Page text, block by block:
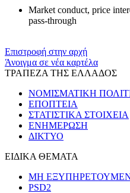
Market conduct, price
pass-through
Επιστροφή στην αρχή
Άνοιγμα σε νέα καρτέλα
ΤΡΑΠΕΖΑ ΤΗΣ ΕΛΛΑΔΟΣ
ΝΟΜΙΣΜΑΤΙΚΗ
ΕΠΟΠΤΕΙΑ
ΣΤΑΤΙΣΤΙΚΑ ΣΤΟΙΧΕΙΑ
ΕΝΗΜΕΡΩΣΗ
ΔΙΚΤΥΟ
ΕΙΔΙΚΑ ΘΕΜΑΤΑ
ΜΗ
PSD2